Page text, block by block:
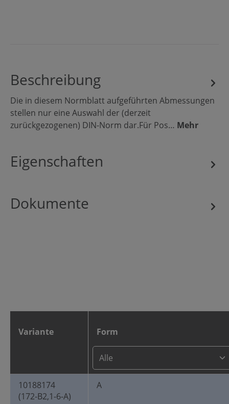
Beschreibung
Die in diesem Normblatt aufgeführten Abmessungen
stellen nur eine Auswahl der (derzeit
zurückgezogenen) DIN-Norm dar.Für Pos… Mehr
Eigenschaften
Dokumente
Variante Form
10188174
(172-B2,1-6-A)
A